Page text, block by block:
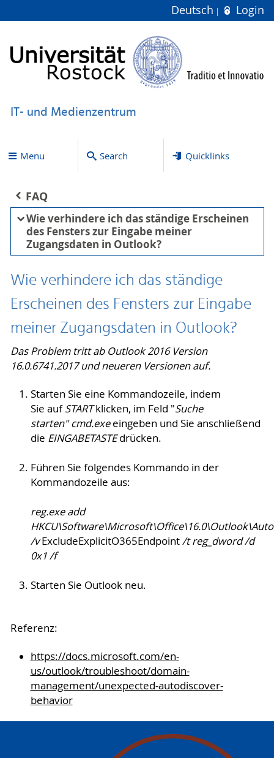
Deutsch Login
IT- und Medienzentrum
Menu Search Quicklinks
FAQ
Wie verhindere ich das ständige Erscheinen
des Fensters zur Eingabe meiner
Zugangsdaten in Outlook?
Wie verhindere ich das ständige
Erscheinen des Fensters zur Eingabe
meiner Zugangsdaten in Outlook?
Das Problem tritt ab Outlook 2016 Version
16.0.6741.2017 und neueren Versionen auf.
Starten Sie eine Kommandozeile, indem
Sie aufSTARTklicken, im Feld "Suche
starten"cmd.exeeingeben und Sie anschließend
die EINGABETASTEdrücken.
Führen Sie folgendes Kommando in der
Kommandozeile aus:
reg.exe add
/vExcludeExplicitO365Endpoint/t reg_dword /d
0x1 /f
Starten Sie Outlook neu.
Referenz:
https://docs.microsoft.com/en-
us/outlook/troubleshoot/domain-
management/unexpected-autodiscover-
behavior